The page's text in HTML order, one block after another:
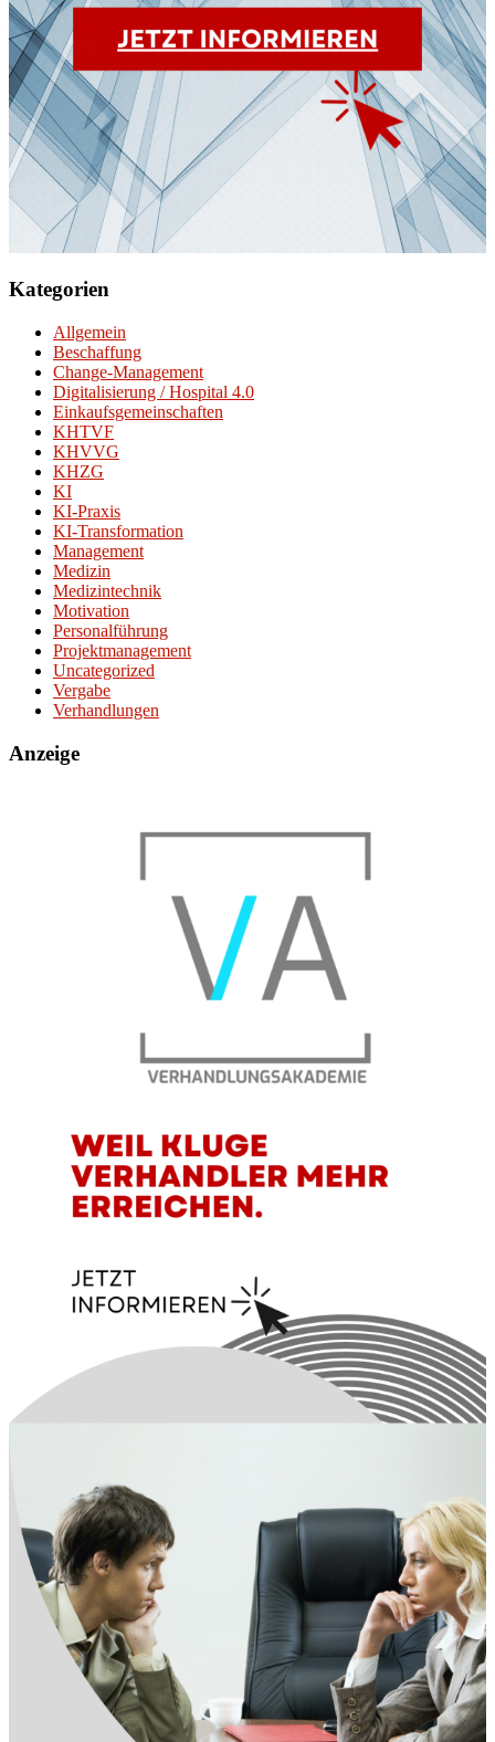
Kategorien
Allgemein
Beschaffung
Change-Management
Digitalisierung / Hospital 4.0
Einkaufsgemeinschaften
KHTVF
KHVVG
KHZG
KI
KI-Praxis
KI-Transformation
Management
Medizin
Medizintechnik
Motivation
Personalführung
Projektmanagement
Uncategorized
Vergabe
Verhandlungen
Anzeige